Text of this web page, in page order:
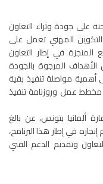
على جودة وثراء التعاون
المهني تعمل على
المنجزة في إطار التعاون
الأهداف المرجوة بالجودة
أهمية مواصلة تنفيذ بقية
عمل وروزنامة تنفيذ
ألمانيا بتونس، عن بالغ
في إطار هذا البرنامج،
وتقديم الدعم الفني